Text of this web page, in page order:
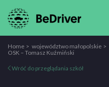
Home województwo małopolskie
OSK – Tomasz Kuźmiński
Wróć do przeglądania szkół